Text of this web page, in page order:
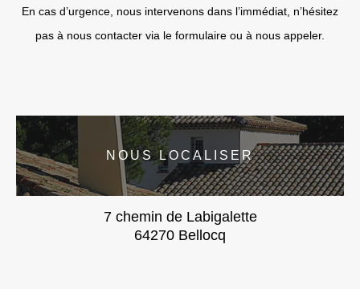
En cas d’urgence, nous intervenons dans l’immédiat, n’hésitez
pas à nous contacter via le formulaire ou à nous appeler.
NOUS LOCALISER
7 chemin de Labigalette
64270 Bellocq